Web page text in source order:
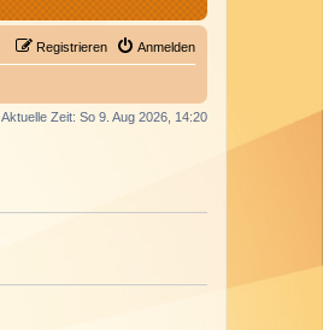
Anmelden
Registrieren
Aktuelle Zeit: So 9. Aug 2026, 14:20